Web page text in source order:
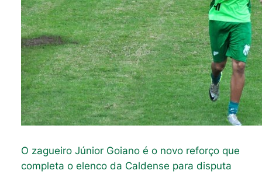
O zagueiro Júnior Goiano é o novo reforço que
completa o elenco da Caldense para disputa